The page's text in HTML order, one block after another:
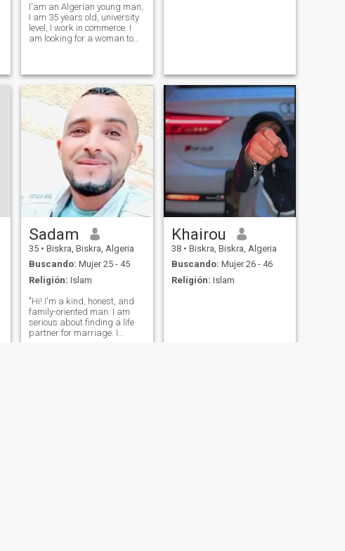
I'am an Algerian young man,
I am 35 years old, university
level, I work in commerce. I
am looking for a woman to
serious and affectionate
person.
Sadam
35 • Biskra, Biskra, Algeria
Buscando: Mujer 25 - 45
Religión: Islam
"Hi! I'm a kind, honest, and
family-oriented man. I am
serious about finding a life
partner for marriage. I
Khairou
38 • Biskra, Biskra, Algeria
Buscando: Mujer 26 - 46
Religión: Islam